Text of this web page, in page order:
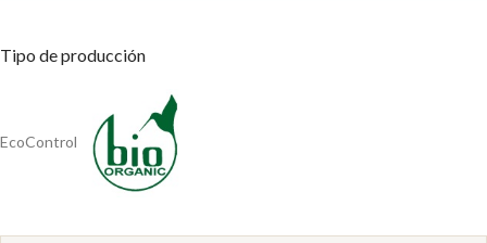
Tipo de producción
EcoControl